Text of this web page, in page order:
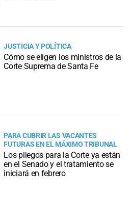
JUSTICIA Y POLÍTICA
Cómo se eligen los ministros de la
Corte Suprema de Santa Fe
PARA CUBRIR LAS VACANTES
FUTURAS EN EL MÁXIMO TRIBUNAL
Los pliegos para la Corte ya están
en el Senado y el tratamiento se
iniciará en febrero